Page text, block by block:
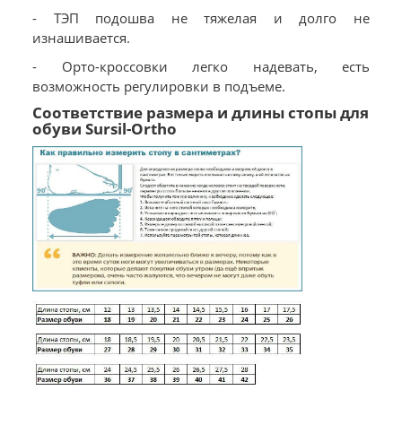
- ТЭП подошва не тяжелая и долго не
изнашивается.
- Орто-кроссовки легко надевать, есть
возможность регулировки в подъеме.
Соответствие размера и длины стопы для
обуви Sursil-Ortho